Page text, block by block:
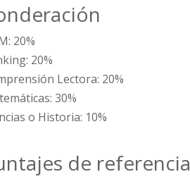
20%
20%
Lectora: 20%
30%
o Historia: 10%
de referencia